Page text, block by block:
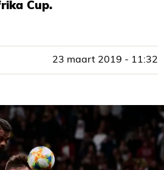
Cup.
23 maart 2019 - 11:32